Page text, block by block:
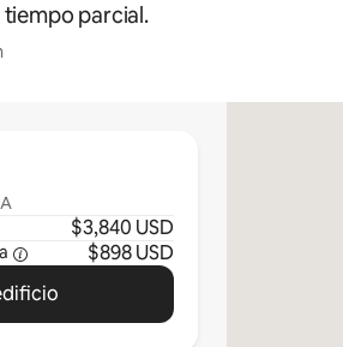
tiempo parcial.
$3,840 USD
$898 USD